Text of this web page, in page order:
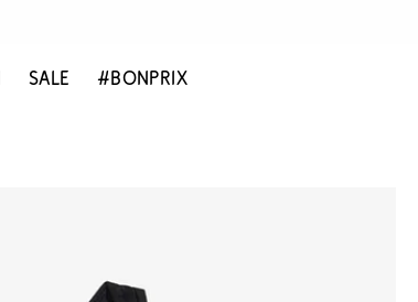
SALE #BONPRIX